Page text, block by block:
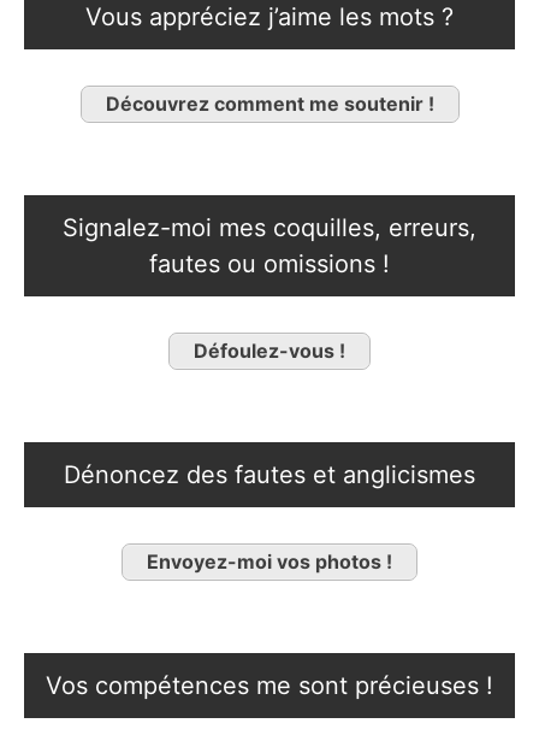
Vous appréciez j’aime les mots ?
Découvrez comment me soutenir !
Signalez-moi mes coquilles, erreurs,
fautes ou omissions !
Défoulez-vous !
Dénoncez des fautes et anglicismes
Envoyez-moi vos photos !
Vos compétences me sont précieuses !